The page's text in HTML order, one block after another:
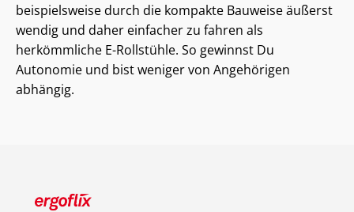
beispielsweise durch die kompakte Bauweise äußerst
wendig und daher einfacher zu fahren als
herkömmliche E-Rollstühle. So gewinnst Du
Autonomie und bist weniger von Angehörigen
abhängig.